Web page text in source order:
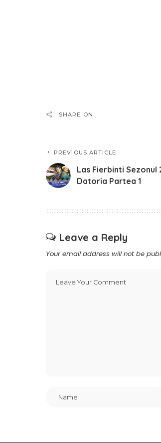
SHARE ON
PREVIOUS ARTICLE
Las Fierbinti Sezonul
Datoria Partea 1
Leave a Reply
Your email address will not be